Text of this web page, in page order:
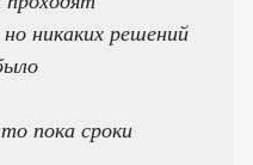
никаких решений
пока сроки